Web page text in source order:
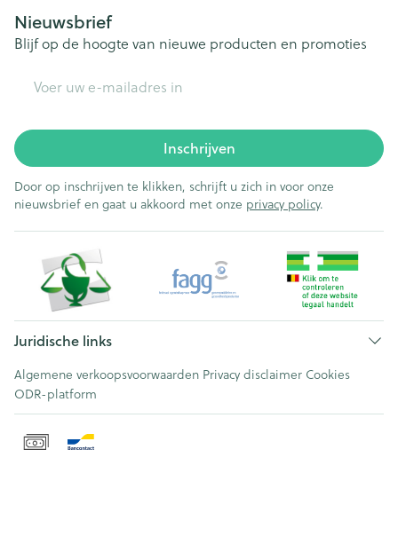
Nieuwsbrief
Blijf op de hoogte van nieuwe producten en promoties
Inschrijven
Door op inschrijven te klikken, schrijft u zich in voor onze
nieuwsbrief en gaat u akkoord met onze privacy policy.
Juridische links
Algemene verkoopsvoorwaarden Privacy disclaimer Cookies
ODR-platform